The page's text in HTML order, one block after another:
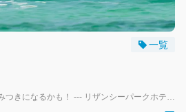
一覧
遠心力MAX！弾ける体感にやみつきになるかも！ --- リザンシーパークホテル谷茶ベイにお泊まりのお客様専用の予約フォームです。 外来のお客様は、当日直接受付にお越しください。